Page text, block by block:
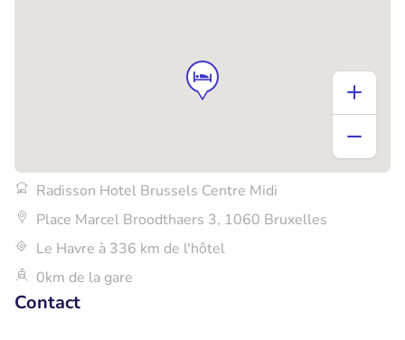
Radisson Hotel Brussels Centre Midi
Place Marcel Broodthaers 3, 1060 Bruxelles
Le Havre à 336 km de l'hôtel
0km de la gare
Contact